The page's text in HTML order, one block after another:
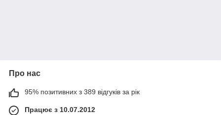
Про нас
95% позитивних з 389 відгуків за рік
Працює з 10.07.2012